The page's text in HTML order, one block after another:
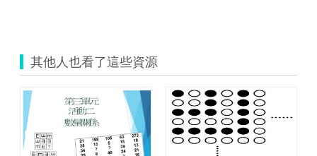
其他人也看了這些資源